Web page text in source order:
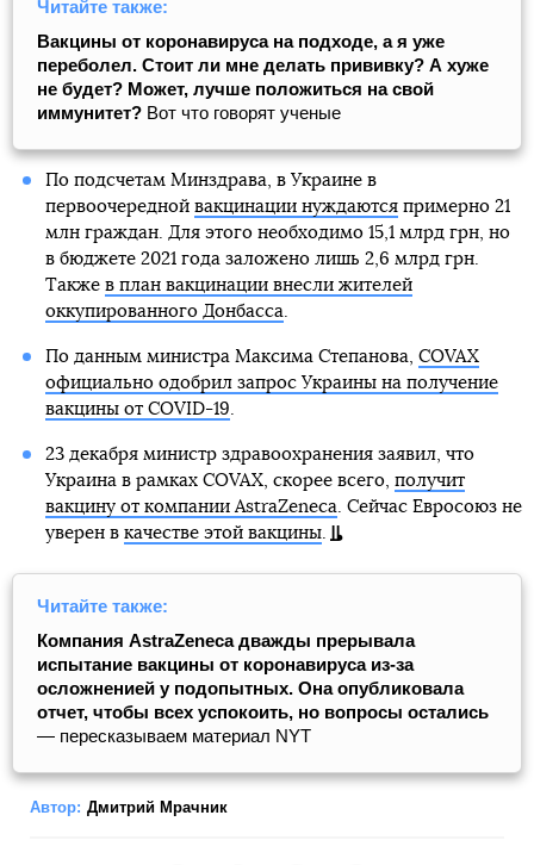
Читайте также:
Вакцины от коронавируса на подходе, а я уже
переболел. Стоит ли мне делать прививку? А хуже
не будет? Может, лучше положиться на свой
иммунитет? Вот что говорят ученые
По подсчетам Минздрава, в Украине в
первоочередной вакцинации нуждаютсяпримерно 21
млн граждан. Для этого необходимо 15,1 млрд грн, но
в бюджете 2021 года заложено лишь 2,6 млрд грн.
Также в план вакцинации внесли жителей
оккупированного Донбасса.
По данным министра Максима Степанова, COVAX
официально одобрил запрос Украины на получение
вакцины от COVID-19.
23 декабря министр здравоохранения заявил, что
Украина в рамках COVAX, скорее всего, получит
вакцину от компании AstraZeneca. Сейчас Евросоюз не
уверен в качестве этой вакцины.
Читайте также:
Компания AstraZeneca дважды прерывала
испытание вакцины от коронавируса из-за
осложненией у подопытных. Она опубликовала
отчет, чтобы всех успокоить, но вопросы остались
— пересказываем материал NYT
Автор: Дмитрий Мрачник